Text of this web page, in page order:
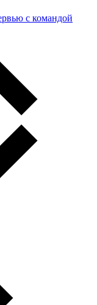
с командой